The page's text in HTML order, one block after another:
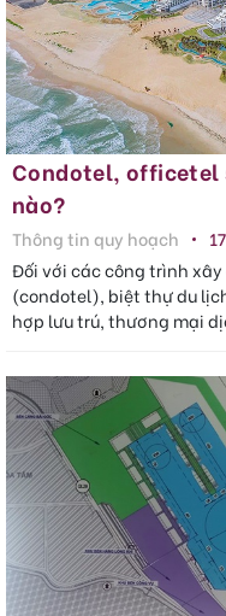
Condotel, officetel
nào?
Thông tin quy hoạch
Đối với các công trình
(condotel), biệt thự du
hợp lưu trú, thương mại